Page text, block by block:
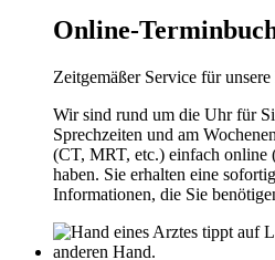
Online-
Zeitgemäßer Service für unsere
Wir sind rund um die Uhr für
Sprechzeiten und am
(CT, MRT, etc.) einfach
haben. Sie erhalten eine
Informationen, die Sie